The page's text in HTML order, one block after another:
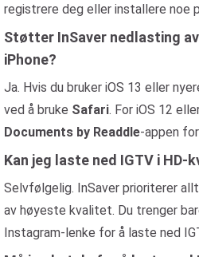
registrere deg eller installere noe
Støtter InSaver nedlasting
iPhone?
Ja. Hvis du bruker iOS 13 eller
ved å bruke Safari. For iOS 12
Documents by Readdle-appen
Kan jeg laste ned IGTV i HD-
Selvfølgelig. InSaver prioriterer
av høyeste kvalitet. Du trenger
Instagram-lenke for å laste ned